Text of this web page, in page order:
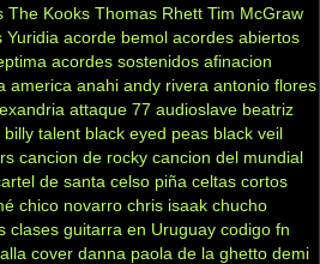
The Kooks Thomas Rhett Tim McGraw
Yuridia acorde bemol acordes abiertos
acordes sostenidos afinacion
america anahi andy rivera antonio flores
attaque 77 audioslave beatriz
billy talent black eyed peas black veil
cancion de rocky cancion del mundial
de santa celso piña celtas cortos
chico novarro chris isaak chucho
clases guitarra en Uruguay codigo fn
cover danna paola de la ghetto demi